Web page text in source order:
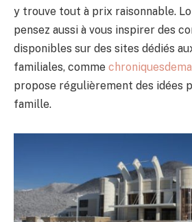
y trouve tout à prix raisonnable.
pensez aussi à vous inspirer des
disponibles sur des sites dédiés
familiales, comme
propose régulièrement des idées
famille.